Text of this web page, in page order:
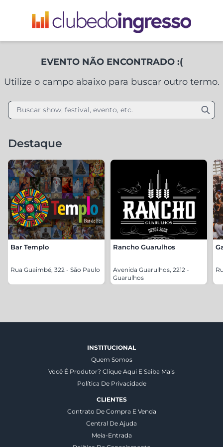
EVENTO NÃO ENCONTRADO :(
Utilize o campo abaixo para buscar outro termo.
Buscar show, festival, evento, etc.
Destaque
Bar Templo
Rua Guaimbé, 322 - São Paulo
Rancho Guarulhos
Avenida Guarulhos, 2212 -
Guarulhos
INSTITUCIONAL
Quem Somos
Você É Produtor? Clique Aqui E Saiba Mais
Política De Privacidade
CLIENTES
Contrato De Compra E Venda
Central De Ajuda
Meia-Entrada